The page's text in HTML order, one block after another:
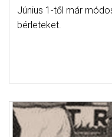
Június 1-től már
bérleteket.